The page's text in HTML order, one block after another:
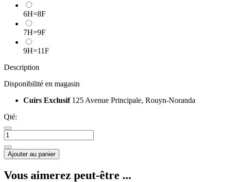
6H=8F
7H=9F
9H=11F
Description
Disponibilité en magasin
Cuirs Exclusif 125 Avenue Principale, Rouyn-Noranda
Qté:
Ajouter au panier
Vous aimerez peut-être ...